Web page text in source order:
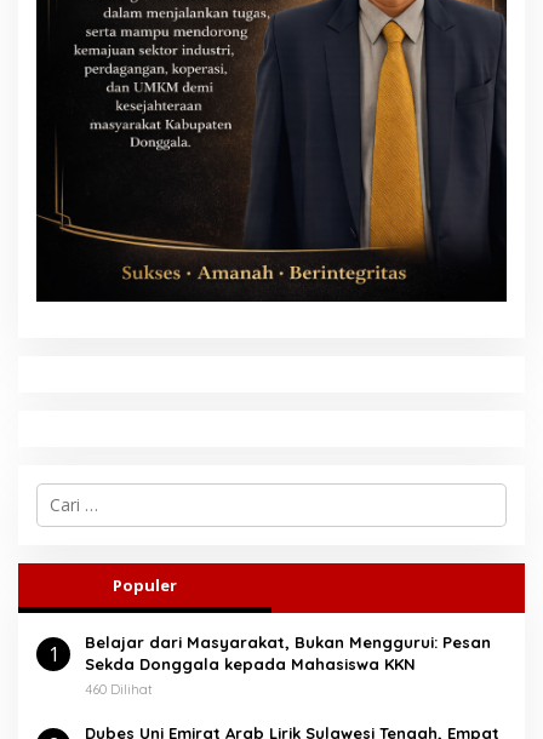
C
i
n
u
k
Populer
1
Belajar dari Masyarakat, Bukan Menggurui: Pesan
Sekda Donggala kepada Mahasiswa KKN
460 Dilihat
Dubes Uni Emirat Arab Lirik Sulawesi Tengah, Empat